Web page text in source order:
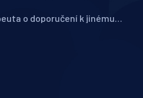
o doporučení k jinému